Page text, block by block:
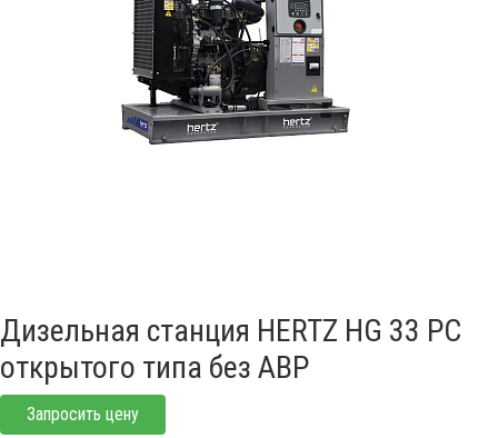
Дизельная станция HERTZ HG 33 PC
открытого типа без АВР
Запросить цену